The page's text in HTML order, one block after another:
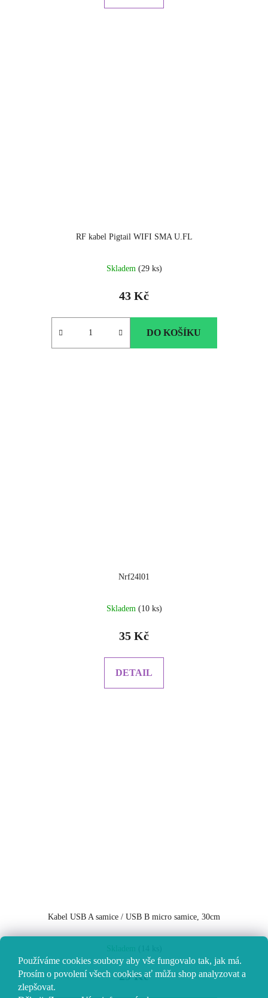
Používáme cookies soubory aby vše fungovalo tak, jak má.
Prosím o povolení všech cookies ať můžu shop analyzovat a
zlepšovat.
RF kabel Pigtail WIFI SMA U.FL
hodnocení
je
Skladem (29 ks)
43 Kč
DO KOŠÍKU
Nrf24l01
Skladem (10 ks)
35 Kč
DETAIL
Kabel USB A samice / USB B micro samice, 30cm
29 Kč